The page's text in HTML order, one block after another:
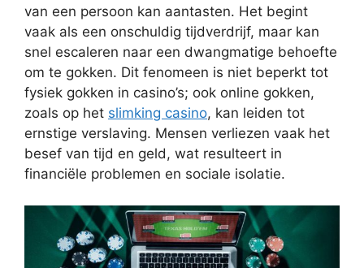
van een persoon kan aantasten. Het begint
vaak als een onschuldig tijdverdrijf, maar kan
snel escaleren naar een dwangmatige behoefte
om te gokken. Dit fenomeen is niet beperkt tot
fysiek gokken in casino’s; ook online gokken,
zoals op het slimking casino, kan leiden tot
ernstige verslaving. Mensen verliezen vaak het
besef van tijd en geld, wat resulteert in
financiële problemen en sociale isolatie.